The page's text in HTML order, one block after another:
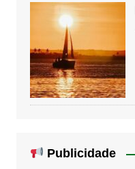
Publicidade